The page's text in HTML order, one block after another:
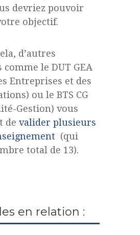
devriez pouvoir
objectif.
d’autres
le DUT GEA
Entreprises et des
ou le BTS CG
Gestion) vous
de valider plusieurs
(qui
total de 13).
en relation :